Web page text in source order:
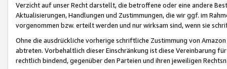
Verzicht auf unser Recht darstellt, die betroffene oder eine andere
Aktualisierungen, Handlungen und Zustimmungen, die wir ggf. im
vorgenommen bzw. erteilt werden und nur wirksam sind, wenn sie
Ohne die ausdrückliche vorherige schriftliche Zustimmung von
abtreten. Vorbehaltlich dieser Einschränkung ist diese Vereinbarung
rechtlich bindend, gegenüber den Parteien und ihren jeweiligen